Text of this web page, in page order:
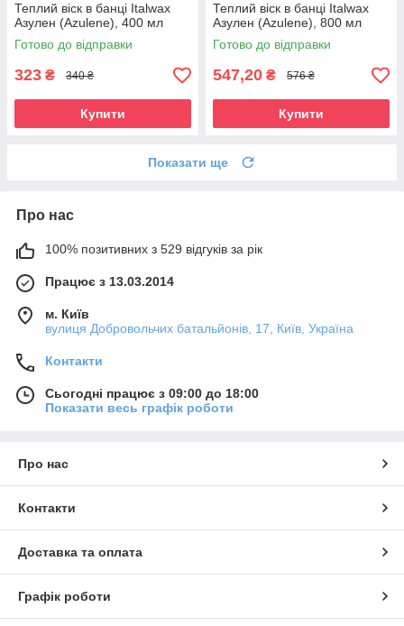
Теплий віск в банці Italwax
Азулен (Azulene), 400 мл
Готово до відправки
323 ₴ 340 ₴
Купити
Теплий віск в банці Italwax
Азулен (Azulene), 800 мл
Готово до відправки
547,20 ₴ 576 ₴
Купити
Показати ще
Про нас
100% позитивних з 529 відгуків за рік
Працює з 13.03.2014
м. Київ
вулиця Добровольчих батальйонів, 17, Київ, Україна
Контакти
Сьогодні працює з 09:00 до 18:00
Показати весь графік роботи
Про нас
Контакти
Доставка та оплата
Графік роботи